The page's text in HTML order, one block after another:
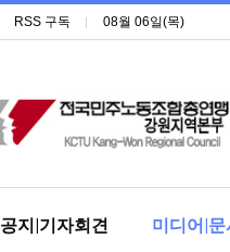
RSS 구독 08월 06일(목)
공지|기자회견 미디어|문